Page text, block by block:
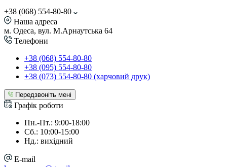
+38 (068) 554-80-80
Наша адреса
м. Одеса, вул. М.Арнаутська 64
Телефони
+38 (068) 554-80-80
+38 (095) 554-80-80
+38 (073) 554-80-80 (харчовий друк)
Передзвоніть мені
Графік роботи
Пн.-Пт.: 9:00-18:00
Сб.: 10:00-15:00
Нд.: вихідний
E-mail